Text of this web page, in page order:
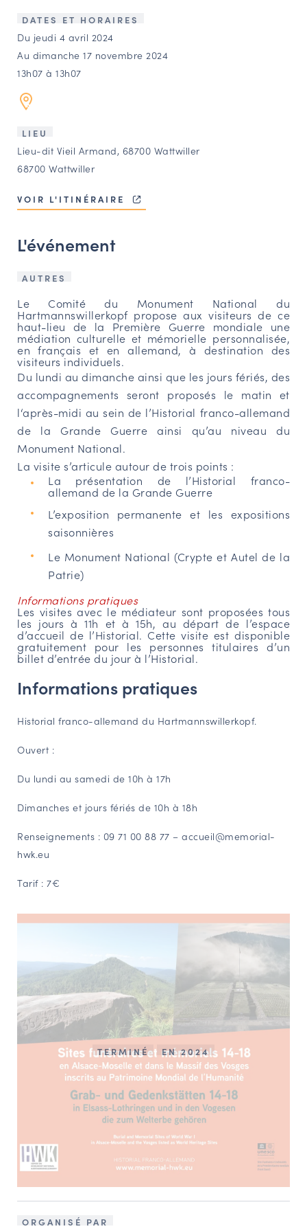
CONTACT
Agenda
Annuaire
Ressources
BOURSE D’ÉCHANGE
CARTES DES NAUDIN
Espace acteurs
NAVIGATION FILTRÉE « ACTEURS »
PORTAIL CULTURE
Comité d'Histoire Régionale
Service Inventaire et Patrimoines de la Région Grand Est
VOUS ÊTES…
Amateurs d’histoire et de patrimoine
Responsables de structures
Étudiants & chercheurs
DATES ET HORAIRES
Du jeudi 4 avril 2024
Au dimanche 17 novembre 2024
13h07 à 13h07
LIEU
Lieu-dit Vieil Armand, 68700 Wattwiller
68700 Wattwiller
VOIR L'ITINÉRAIRE
L'événement
AUTRES
Le Comité du Monument National du
Hartmannswillerkopf propose aux visiteurs de ce
haut-lieu de la Première Guerre mondiale une
médiation culturelle et mémorielle personnalisée,
en français et en allemand, à destination des
visiteurs individuels.
Du lundi au dimanche ainsi que les jours fériés, des
accompagnements seront proposés le matin et
l‘après-midi au sein de l’Historial franco-allemand
de la Grande Guerre ainsi qu’au niveau du
Monument National.
La visite s’articule autour de trois points :
La présentation de l’Historial franco-
allemand de la Grande Guerre
L’exposition permanente et les expositions
saisonnières
Le Monument National (Crypte et Autel de la
Patrie)
Informations pratiques
Les visites avec le médiateur sont proposées tous
les jours à 11h et à 15h, au départ de l’espace
d’accueil de l’Historial. Cette visite est disponible
gratuitement pour les personnes titulaires d’un
billet d’entrée du jour à l’Historial.
Informations pratiques
Historial franco-allemand du Hartmannswillerkopf.
Ouvert :
Du lundi au samedi de 10h à 17h
Dimanches et jours fériés de 10h à 18h
Renseignements : 09 71 00 88 77 – accueil@memorial-
hwk.eu
Tarif : 7€
TERMINÉ EN 2024
ORGANISÉ PAR